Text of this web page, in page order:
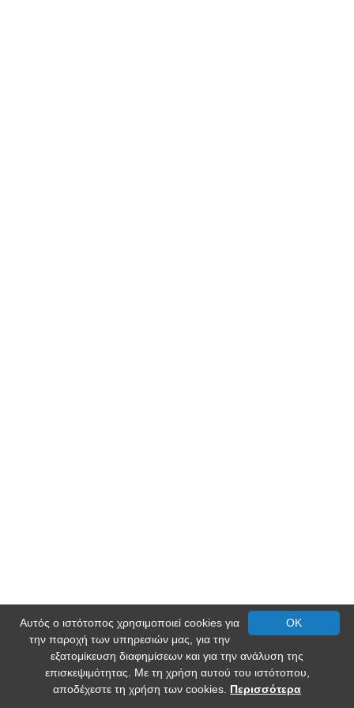
OK
Αυτός ο ιστότοπος χρησιμοποιεί cookies για
την παροχή των υπηρεσιών μας, για την
εξατομίκευση διαφημίσεων και για την ανάλυση της
επισκεψιμότητας. Με τη χρήση αυτού του ιστότοπου,
αποδέχεστε τη χρήση των cookies. Περισσότερα